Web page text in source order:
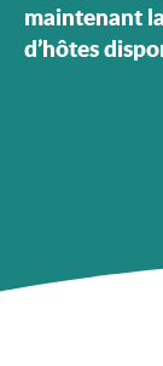
maintenant
d’hôtes